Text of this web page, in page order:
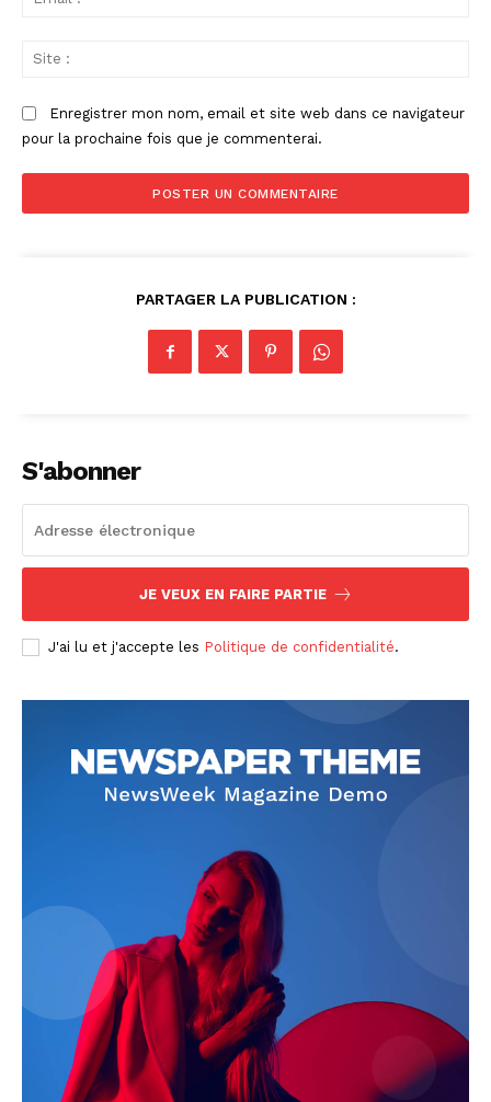
Enregistrer mon nom, email et site web dans ce navigateur
pour la prochaine fois que je commenterai.
PARTAGER LA PUBLICATION :
S'abonner
JE VEUX EN FAIRE PARTIE
J'ai lu et j'accepte les Politique de confidentialité.